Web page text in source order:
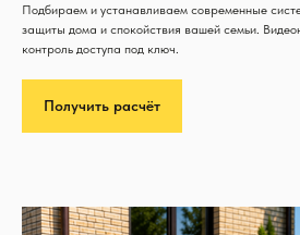
Подбираем и устанавливаем современные
защиты дома и спокойствия вашей семьи.
контроль доступа под ключ.
Получить расчёт